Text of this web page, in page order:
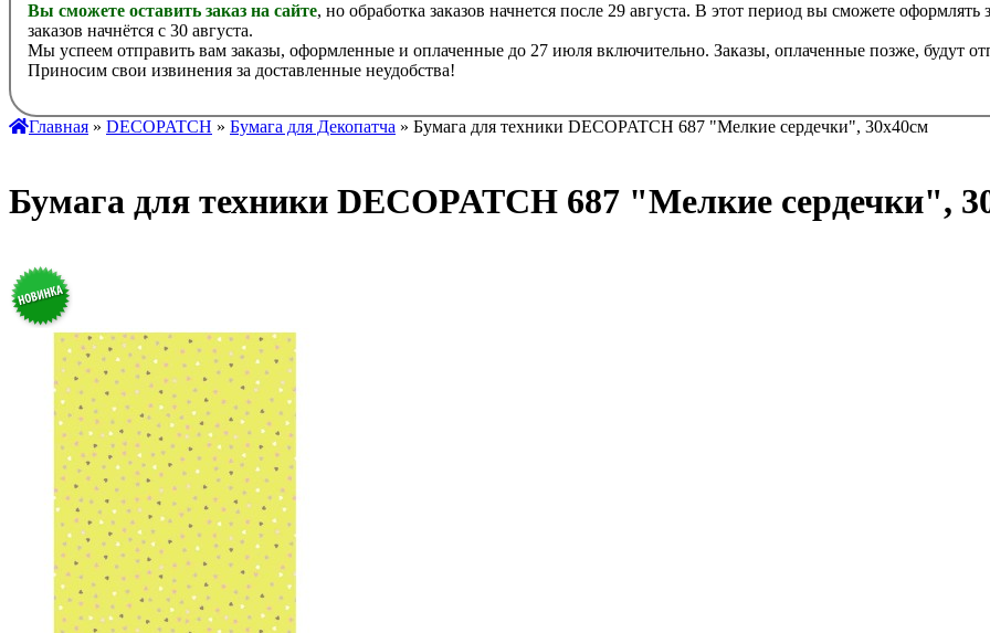
Вы сможете оставить заказ на сайте, но обработка заказов начнется после 29 августа. В этот период вы сможете оформлять
заказов начнётся с 30 августа.
Мы успеем отправить вам заказы, оформленные и оплаченные до 27 июля включительно. Заказы, оплаченные позже, будут
Приносим свои извинения за доставленные неудобства!
Главная » DECOPATCH » Бумага для Декопатча » Бумага для техники DECOPATCH 687 "Мелкие сердечки", 30x40см
Бумага для техники DECOPATCH 687 "Мелкие сердечки",